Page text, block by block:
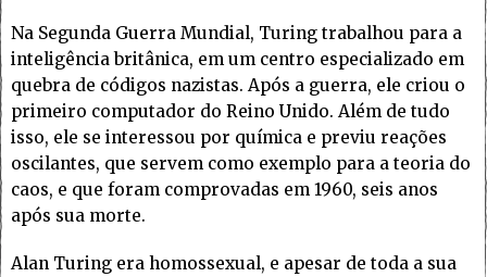
Na Segunda Guerra Mundial, Turing trabalhou para a
inteligência britânica, em um centro especializado em
quebra de códigos nazistas. Após a guerra, ele criou o
primeiro computador do Reino Unido. Além de tudo
isso, ele se interessou por química e previu reações
oscilantes, que servem como exemplo para a teoria do
caos, e que foram comprovadas em 1960, seis anos
após sua morte.
Alan Turing era homossexual, e apesar de toda a sua